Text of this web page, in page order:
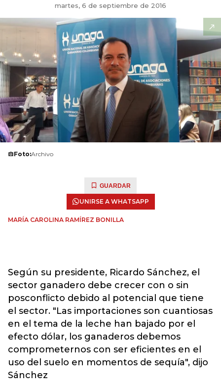
martes, 6 de septiembre de 2016
Foto:Archivo
GUARDAR
UNIRSE A WHATSAPP
MARÍA CAROLINA RAMÍREZ BONILLA
Según su presidente, Ricardo Sánchez, el
sector ganadero debe crecer con o sin
posconflicto debido al potencial que tiene
el sector. "Las importaciones son cuantiosas
en el tema de la leche han bajado por el
efecto dólar, los ganaderos debemos
comprometernos con ser eficientes en el
uso del suelo en momentos de sequía", dijo
Sánchez